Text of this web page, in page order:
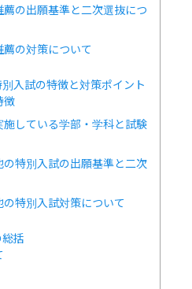
の出願基準と二次選抜につ
の対策について
入試の特徴と対策ポイント
徴
している学部・学科と試験
特別入試の出願基準と二次
特別入試対策について
括